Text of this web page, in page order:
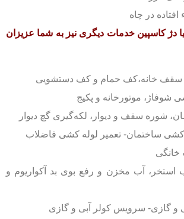
افتاده در چاه
دژ کاسپین خدمات دیگری نیز به شما عزیزان
سقف خانه،کف حمام و کف دستشویی
شوفاژ، موتورخانه و پکیج
شوره سقف و دیوار، لکه‌گیری گچ دیوار
ساختمان- تعمیر لوله کشی فاضلاب
خانگی
آب مخزن و رفع بوی بد آکواریوم و
و گازی- سرویس کولر آبی و گازی